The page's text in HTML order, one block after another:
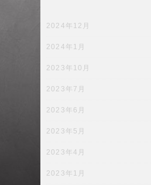
2024年12月
2024年1月
2023年10月
2023年7月
2023年6月
2023年5月
2023年4月
2023年1月